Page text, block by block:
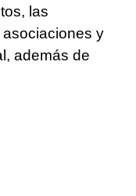
las
y
además de